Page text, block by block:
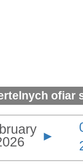
ofiar
Kolumbii
►